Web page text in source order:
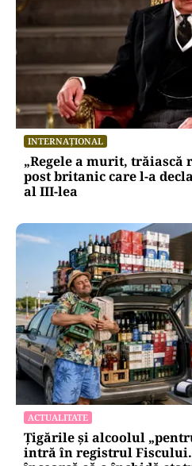
INTERNAȚIONAL
„Regele a murit, trăiască
post britanic care l-a
al III-lea
ACTUALITATE
Țigările și alcoolul
intră în registrul Fiscului.